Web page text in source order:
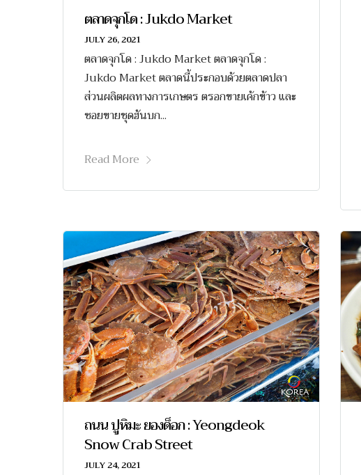
ตลาดจุกโด : Jukdo Market
JULY 26, 2021
ตลาดจุกโด : Jukdo Market ตลาดจุกโด :
Jukdo Market ตลาดนี้ประกอบด้วยตลาดปลา
ส่วนผลิตผลทางการเกษตร ตรอกขายเค้กข้าว และ
ซอยขายชุดฮันบก...
Read More
ถนน ปูหิมะ ยองด็อก : Yeongdeok
Snow Crab Street
JULY 24, 2021